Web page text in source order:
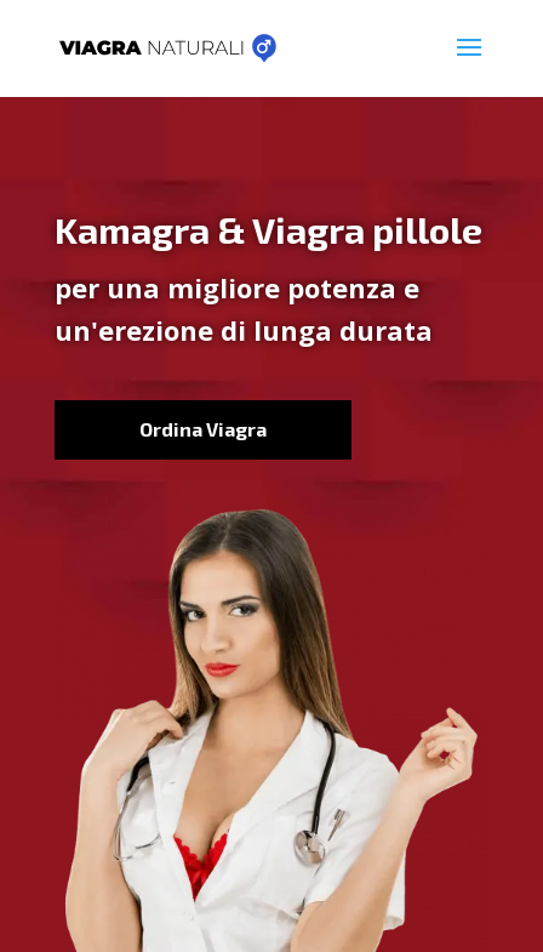
Kamagra & Viagra pillole
per una migliore potenza e
un'erezione di lunga durata
Ordina Viagra